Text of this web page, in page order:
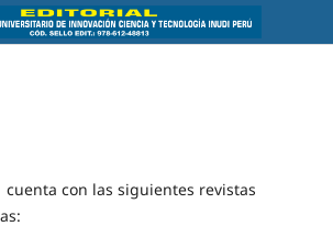
con las siguientes revistas